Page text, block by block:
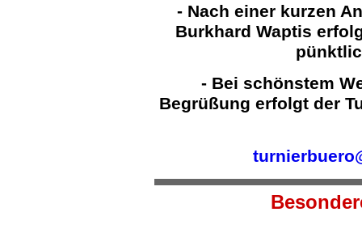
- Nach einer kurzen
Burkhard Waptis
- Bei schönstem
Begrüßung erfolgt der